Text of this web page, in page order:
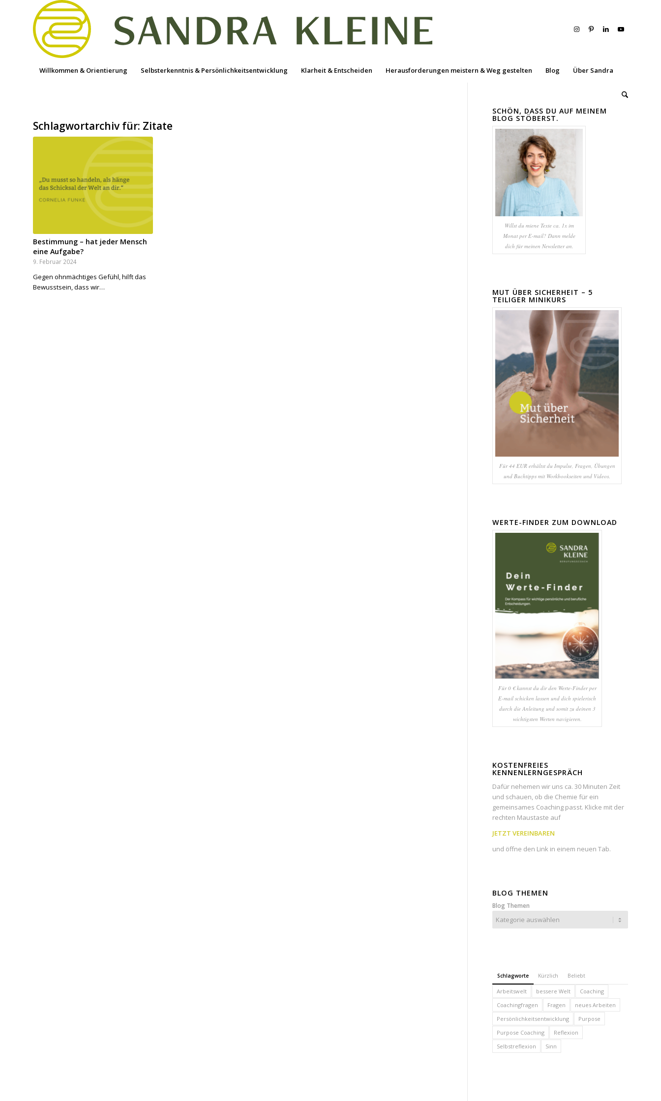
Willkommen & Orientierung Selbsterkenntnis & Persönlichkeitsentwicklung Klarheit & Entscheiden Herausforderungen meistern & Weg gestelten Blog Über Sandra
Schlagwortarchiv für: Zitate
Bestimmung – hat jeder Mensch
eine Aufgabe?
9. Februar 2024
Gegen ohnmächtiges Gefühl, hilft das
Bewusstsein, dass wir…
SCHÖN, DASS DU AUF MEINEM
BLOG STÖBERST.
Willst du miene Texte ca. 1x im
Monat per E-mail? Dann melde
dich für meinen Newsletter an.
MUT ÜBER SICHERHEIT – 5
TEILIGER MINIKURS
Für 44 EUR erhältst du Impulse, Fragen, Übungen
und Buchtipps mit Workbookseiten und Videos.
WERTE-FINDER ZUM DOWNLOAD
Für 0 € kannst du dir den Werte-Finder per
E-mail schicken lassen und dich spielerisch
durch die Anleitung und somit zu deinen 3
wichtigsten Werten navigieren.
KOSTENFREIES
KENNENLERNGESPRÄCH
Dafür nehemen wir uns ca. 30 Minuten Zeit
und schauen, ob die Chemie für ein
gemeinsames Coaching passt. Klicke mit der
rechten Maustaste auf
JETZT VEREINBAREN
und öffne den Link in einem neuen Tab.
BLOG THEMEN
Blog Themen
Schlagworte Kürzlich Beliebt
Arbeitswelt bessere Welt
Coaching
Coachingfragen
Fragen
neues Arbeiten
Persönlichkeitsentwicklung
Purpose
Purpose Coaching
Reflexion
Selbstreflexion
Sinn